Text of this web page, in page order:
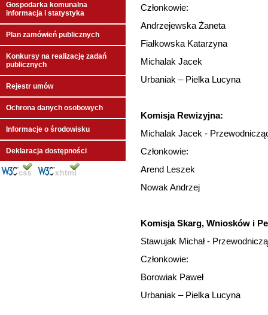
Gospodarka komunalna
informacja i statystyka
Plan zamówień publicznych
Konkursy na realizację zadań
publicznych
Rejestr umów
Ochrona danych osobowych
Informacje o środowisku
Deklaracja dostępności
Członkowie:
Andrzejewska Żaneta
Fiałkowska Katarzyna
Michalak Jacek
Urbaniak – Pielka Lucyna
Komisja Rewizyjna:
Michalak Jacek -
Członkowie:
Arend Leszek
Nowak Andrzej
Komisja Skarg, Wniosków i
Stawujak Michał -
Członkowie:
Borowiak Paweł
Urbaniak – Pielka Lucyna